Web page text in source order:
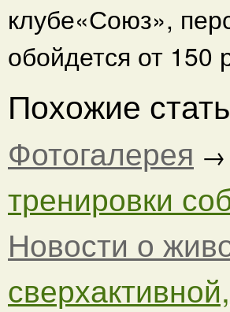
клубе«Союз»,
обойдется от 150
Похожие
Фотогалерея →
тренировки
Новости о